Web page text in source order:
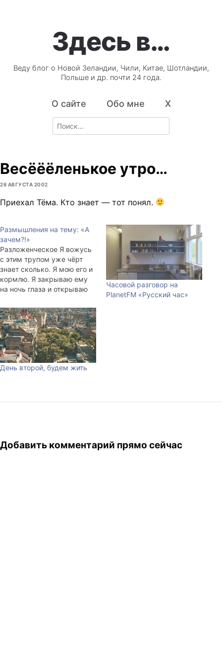
Здесь в…
Веду блог о Новой Зеландии, Чили, Китае, Шотландии,
Польше и др. почти 24 года.
О сайте Обо мне X
Search
for:
Весёёёленькое утро…
26 АВГУСТА 2002
Приехал Тёма. Кто знает — тот понял.
Размышления на тему: «А
зачем?!»
Разложенческое Я вожусь
с этим трупом уже чёрт
знает сколько. Я мою его и
кормлю. Я закрываю ему
на ночь глаза и открываю
травлю его алкоголем и
сигаретами. Иногда.
Идиотский труп позволяет
себе болеть. Я, в ущерб
собственному времени и
силам, не позволяю ему…
Часовой разговор на
PlanetFM «Русский час»
День второй, будем жить
Добавить комментарий прямо сейчас